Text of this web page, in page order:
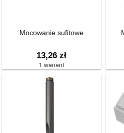
Mocowanie sufitowe
13,26 zł
1 wariant